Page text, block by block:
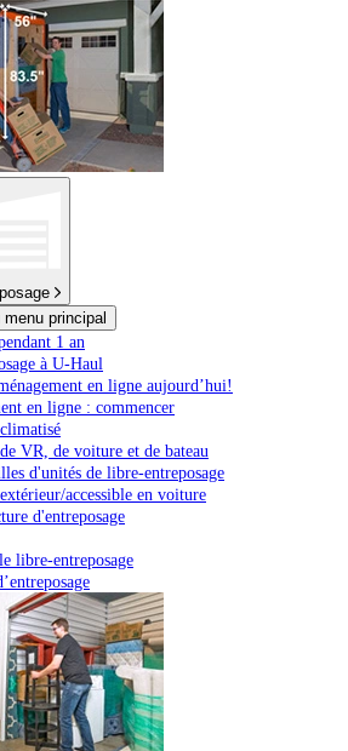
menu principal
1 an
à U-Haul
en ligne aujourd’hui!
en ligne : commencer
VR, de voiture et de bateau
d'unités de libre-entreposage
accessible en voiture
d'entreposage
libre-entreposage